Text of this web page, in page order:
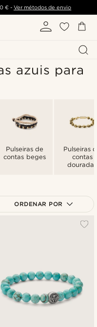
€- Ver métodos de envio
azuis para
Pulseiras de
contas beges
Pulseiras
contas
douradas
ORDENAR POR